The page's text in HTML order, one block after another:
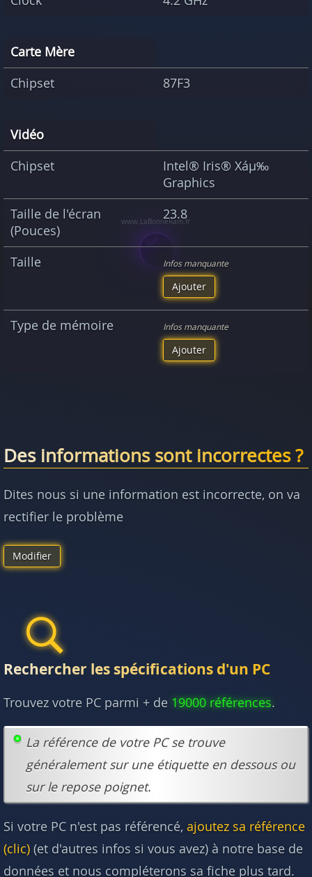
Carte Mère
Chipset
87F3
Vidéo
Chipset
Intel® Iris® Xáµ‰
Graphics
Taille de l'écran
(Pouces)
23.8
Taille Infos manquante
Ajouter
Type de mémoire Infos manquante
Ajouter
Des informations sont incorrectes ?
Dites nous si une information est incorrecte, on va
rectifier le problème
Modifier
Rechercher les spécifications d'un PC
Trouvez votre PC parmi + de 19000 références.
La référence de votre PC se trouve
généralement sur une étiquette en dessous ou
sur le repose poignet.
Si votre PC n'est pas référencé, ajoutez sa référence
(clic) (et d'autres infos si vous avez) à notre base de
données et nous compléterons sa fiche plus tard.